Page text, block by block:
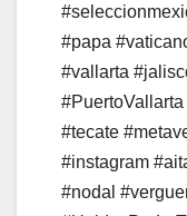
#papa
#vallarta
#tecate
#instagram
#nodal